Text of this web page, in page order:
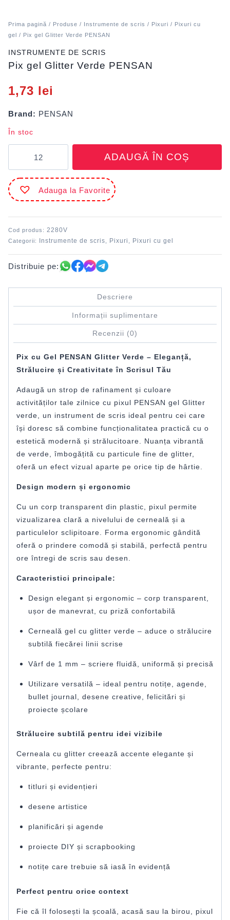
Prima pagină / Produse / Instrumente de scris / Pixuri / Pixuri cu
gel / Pix gel Glitter Verde PENSAN
INSTRUMENTE DE SCRIS
Pix gel Glitter Verde PENSAN
1,73 lei
Brand: PENSAN
În stoc
gel
Glitter
Verde
PENSAN
ADAUGĂ ÎN COȘ
Adauga la Favorite
Cod produs: 2280V
Categorii: Instrumente de scris, Pixuri , Pixuri cu gel
Distribuie pe:
Descriere
Informații suplimentare
Recenzii (0)
Pix cu Gel PENSAN Glitter Verde – Eleganță,
Strălucire și Creativitate în Scrisul Tău
Adaugă un strop de rafinament și culoare
activităților tale zilnice cu pixul PENSAN gel Glitter
verde, un instrument de scris ideal pentru cei care
își doresc să combine funcționalitatea practică cu o
estetică modernă și strălucitoare. Nuanța vibrantă
de verde, îmbogățită cu particule fine de glitter,
oferă un efect vizual aparte pe orice tip de hârtie.
Design modern și ergonomic
Cu un corp transparent din plastic, pixul permite
vizualizarea clară a nivelului de cerneală și a
particulelor sclipitoare. Forma ergonomic gândită
oferă o prindere comodă și stabilă, perfectă pentru
ore întregi de scris sau desen.
Caracteristici principale:
Design elegant și ergonomic – corp transparent,
ușor de manevrat, cu priză confortabilă
Cerneală gel cu glitter verde – aduce o strălucire
subtilă fiecărei linii scrise
Vârf de 1 mm – scriere fluidă, uniformă și precisă
Utilizare versatilă – ideal pentru notițe, agende,
bullet journal, desene creative, felicitări și
proiecte școlare
Strălucire subtilă pentru idei vizibile
Cerneala cu glitter creează accente elegante și
vibrante, perfecte pentru:
titluri și evidențieri
desene artistice
planificări și agende
proiecte DIY și scrapbooking
notițe care trebuie să iasă în evidență
Perfect pentru orice context
Fie că îl folosești la școală, acasă sau la birou, pixul